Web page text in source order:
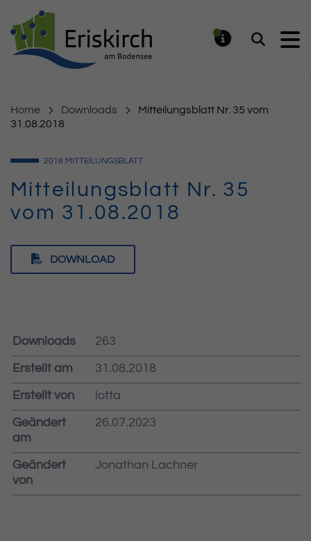
Suchen
Home Downloads
Mitteilungsblatt Nr. 35 vom
31.08.2018
2018 MITTEILUNGSBLATT
Mitteilungsblatt Nr. 35
vom 31.08.2018
DOWNLOAD
Downloads 263
Erstellt am 31.08.2018
Erstellt von lotta
Geändert
am
26.07.2023
Geändert
von
Jonathan Lachner